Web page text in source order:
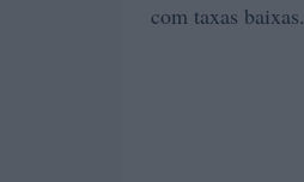
com taxas baixas.